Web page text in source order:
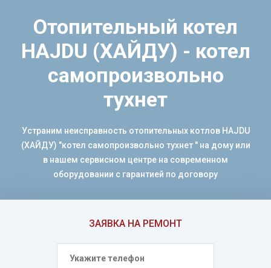
ЗАЯВКА НА РЕМОНТ
Отопительный котел
HAJDU (ХАЙДУ) - котел
самопроизвольно
тухнет
Устраним неисправность отопительных котлов HAJDU
(ХАЙДУ) "котел самопроизвольно тухнет " на дому или
в нашем сервисном центре на современном
оборудовании с гарантией по договору